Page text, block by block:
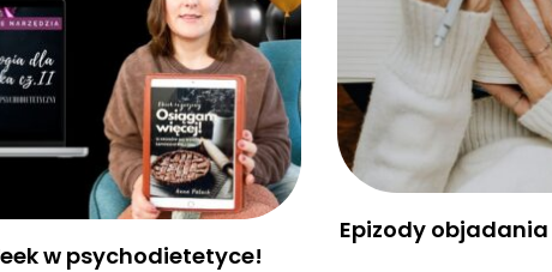
w psychodietetyce!
Epizody